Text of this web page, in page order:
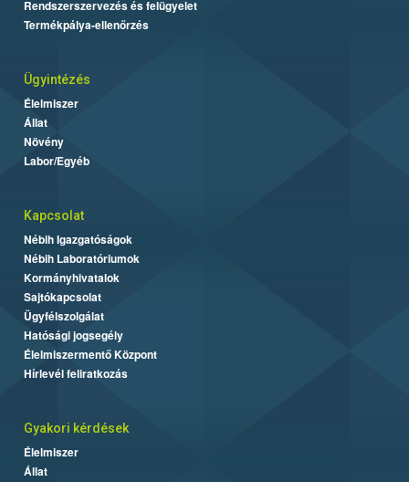
Rendszerszervezés és felügyelet
Termékpálya-ellenőrzés
Ügyintézés
Élelmiszer
Állat
Növény
Labor/Egyéb
Kapcsolat
Nébih Igazgatóságok
Nébih Laboratóriumok
Kormányhivatalok
Sajtókapcsolat
Ügyfélszolgálat
Hatósági jogsegély
Élelmiszermentő Központ
Hírlevél feliratkozás
Gyakori kérdések
Élelmiszer
Állat